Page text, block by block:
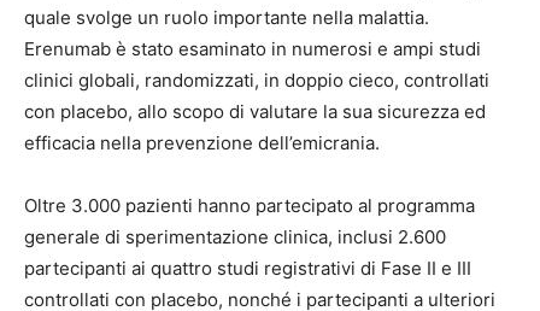
quale svolge un ruolo importante nella malattia.
Erenumab è stato esaminato in numerosi e ampi studi
clinici globali, randomizzati, in doppio cieco, controllati
con placebo, allo scopo di valutare la sua sicurezza ed
efficacia nella prevenzione dell’emicrania.
Oltre 3.000 pazienti hanno partecipato al programma
generale di sperimentazione clinica, inclusi 2.600
partecipanti ai quattro studi registrativi di Fase II e III
controllati con placebo, nonché i partecipanti a ulteriori